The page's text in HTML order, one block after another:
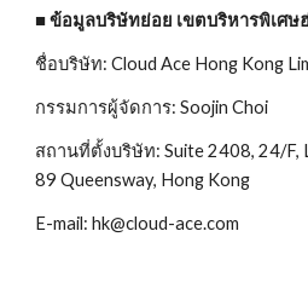
■ ข้อมูลบริษัทย่อย เขตบริหารพิเศษ
ชื่อบริษัท: Cloud Ace Hong Kong
กรรมการผู้จัดการ: Soojin Choi
สถานที่ตั้งบริษัท: Suite 2408, 24/F,
89 Queensway, Hong Kong
E-mail: hk@cloud-ace.com